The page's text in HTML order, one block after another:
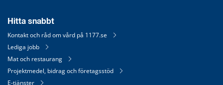
Hitta snabbt
Kontakt och råd om vård på 1177.se
Lediga jobb
Mat och restaurang
Projektmedel, bidrag och företagsstöd
E-tjänster